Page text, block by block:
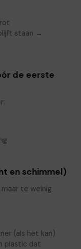
staan →
de eerste
en schimmel)
te weinig
(als het kan)
plastic dat